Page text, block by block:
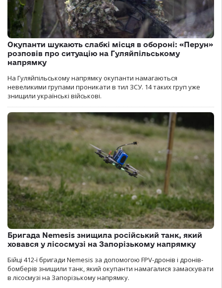
Окупанти шукають слабкі місця в обороні: «Перун»
розповів про ситуацію на Гуляйпільському
напрямку
На Гуляйпільському напрямку окупанти намагаються
невеликими групами проникати в тил ЗСУ. 14 таких груп уже
знищили українські військові.
Бригада Nemesis знищила російський танк, який
ховався у лісосмузі на Запорізькому напрямку
Бійці 412-ї бригади Nemesis за допомогою FPV-дронів і дронів-
бомберів знищили танк, який окупанти намагалися замаскувати
в лісосмузі на Запорізькому напрямку.